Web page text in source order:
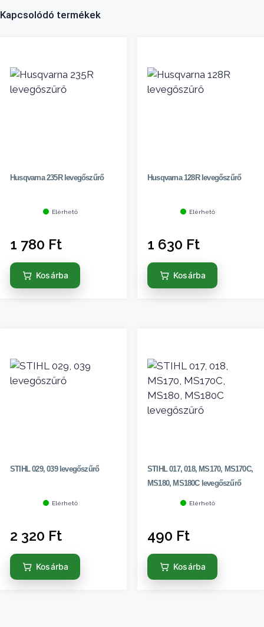
Kapcsolódó termékek
Husqvarna 235R levegőszűrő
Elérhető
1 780 Ft
Kosárba
Husqvarna 128R levegőszűrő
Elérhető
1 630 Ft
Kosárba
STIHL 029, 039 levegőszűrő
Elérhető
2 320 Ft
Kosárba
STIHL 017, 018, MS170, MS170C,
MS180, MS180C levegőszűrő
Elérhető
490 Ft
Kosárba